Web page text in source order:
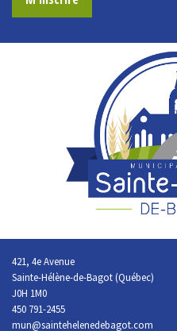
421, 4e Avenue
Sainte-Hélène-de-Bagot (Québec)
J0H 1M0
450 791-2455
mun@saintehelenedebagot.com